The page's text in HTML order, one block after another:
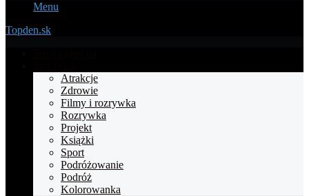
Menu
Topden.sk
Atrakcje
Zdrowie
Filmy i rozrywka
Rozrywka
Projekt
Książki
Sport
Podróżowanie
Podróż
Kolorowanka